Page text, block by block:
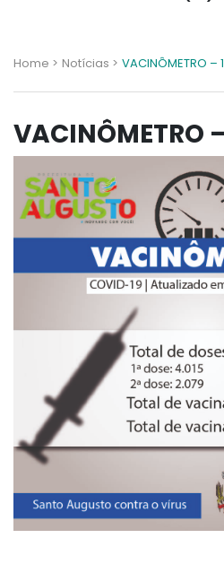
Home > Notícias > VACINÔMETRO –
VACINÔMETRO